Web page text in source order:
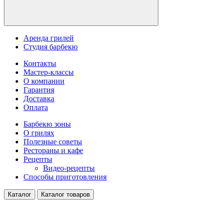
Аренда грилей
Студия барбекю
Контакты
Мастер-классы
О компании
Гарантия
Доставка
Оплата
Барбекю зоны
О грилях
Полезные советы
Рестораны и кафе
Рецепты
Видео-рецепты
Способы приготовления
Каталог Каталог товаров